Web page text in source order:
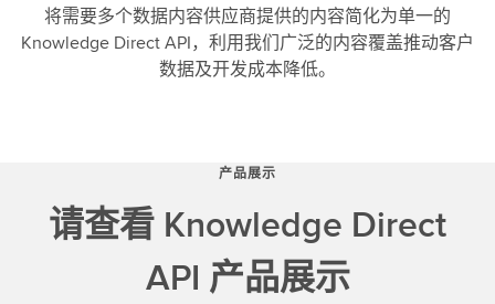
将需要多个数据内容供应商提供的内容简化为单一的
Knowledge Direct API，利用我们广泛的内容覆盖推动客户
数据及开发成本降低。
产品展示
请查看 Knowledge Direct
API 产品展示